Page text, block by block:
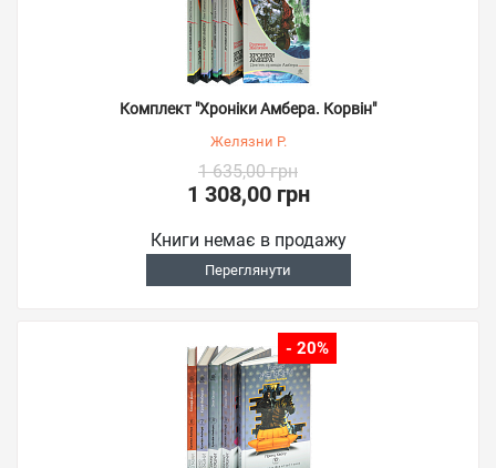
Комплект "Хроніки Амбера. Корвін"
Желязни Р.
1 635,00 грн
1 308,00 грн
Книги немає в продажу
Переглянути
- 20%